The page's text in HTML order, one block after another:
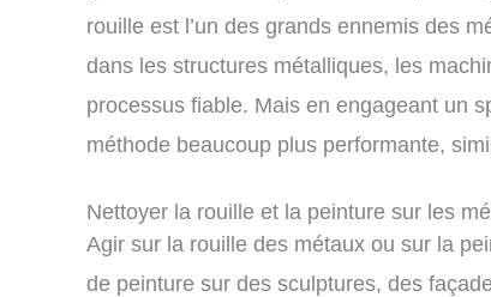
rouille est l’un des grands ennemis des
dans les structures métalliques, les
processus fiable. Mais en engageant un
méthode beaucoup plus performante,
Nettoyer la rouille et la peinture sur les
Agir sur la rouille des métaux ou sur la
de peinture sur des sculptures, des